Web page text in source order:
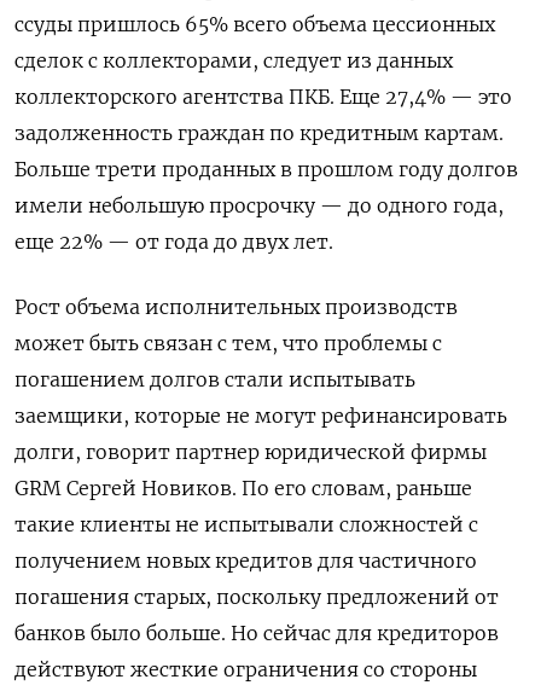
ссуды пришлось 65% всего объема цессионных
сделок с коллекторами, следует из данных
коллекторского агентства ПКБ. Еще 27,4% — это
задолженность граждан по кредитным картам.
Больше трети проданных в прошлом году долгов
имели небольшую просрочку — до одного года,
еще 22% — от года до двух лет.
Рост объема исполнительных производств
может быть связан с тем, что проблемы с
погашением долгов стали испытывать
заемщики, которые не могут рефинансировать
долги, говорит партнер юридической фирмы
GRM Сергей Новиков. По его словам, раньше
такие клиенты не испытывали сложностей с
получением новых кредитов для частичного
погашения старых, поскольку предложений от
банков было больше. Но сейчас для кредиторов
действуют жесткие ограничения со стороны